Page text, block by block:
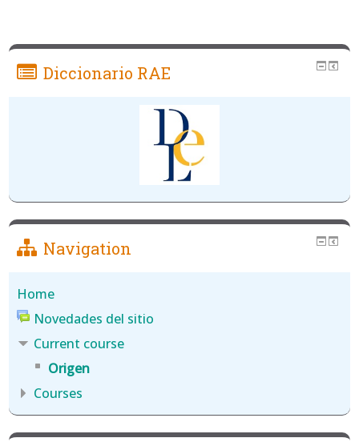
Diccionario RAE
Navigation
Home
Novedades del sitio
Current course
Origen
Courses